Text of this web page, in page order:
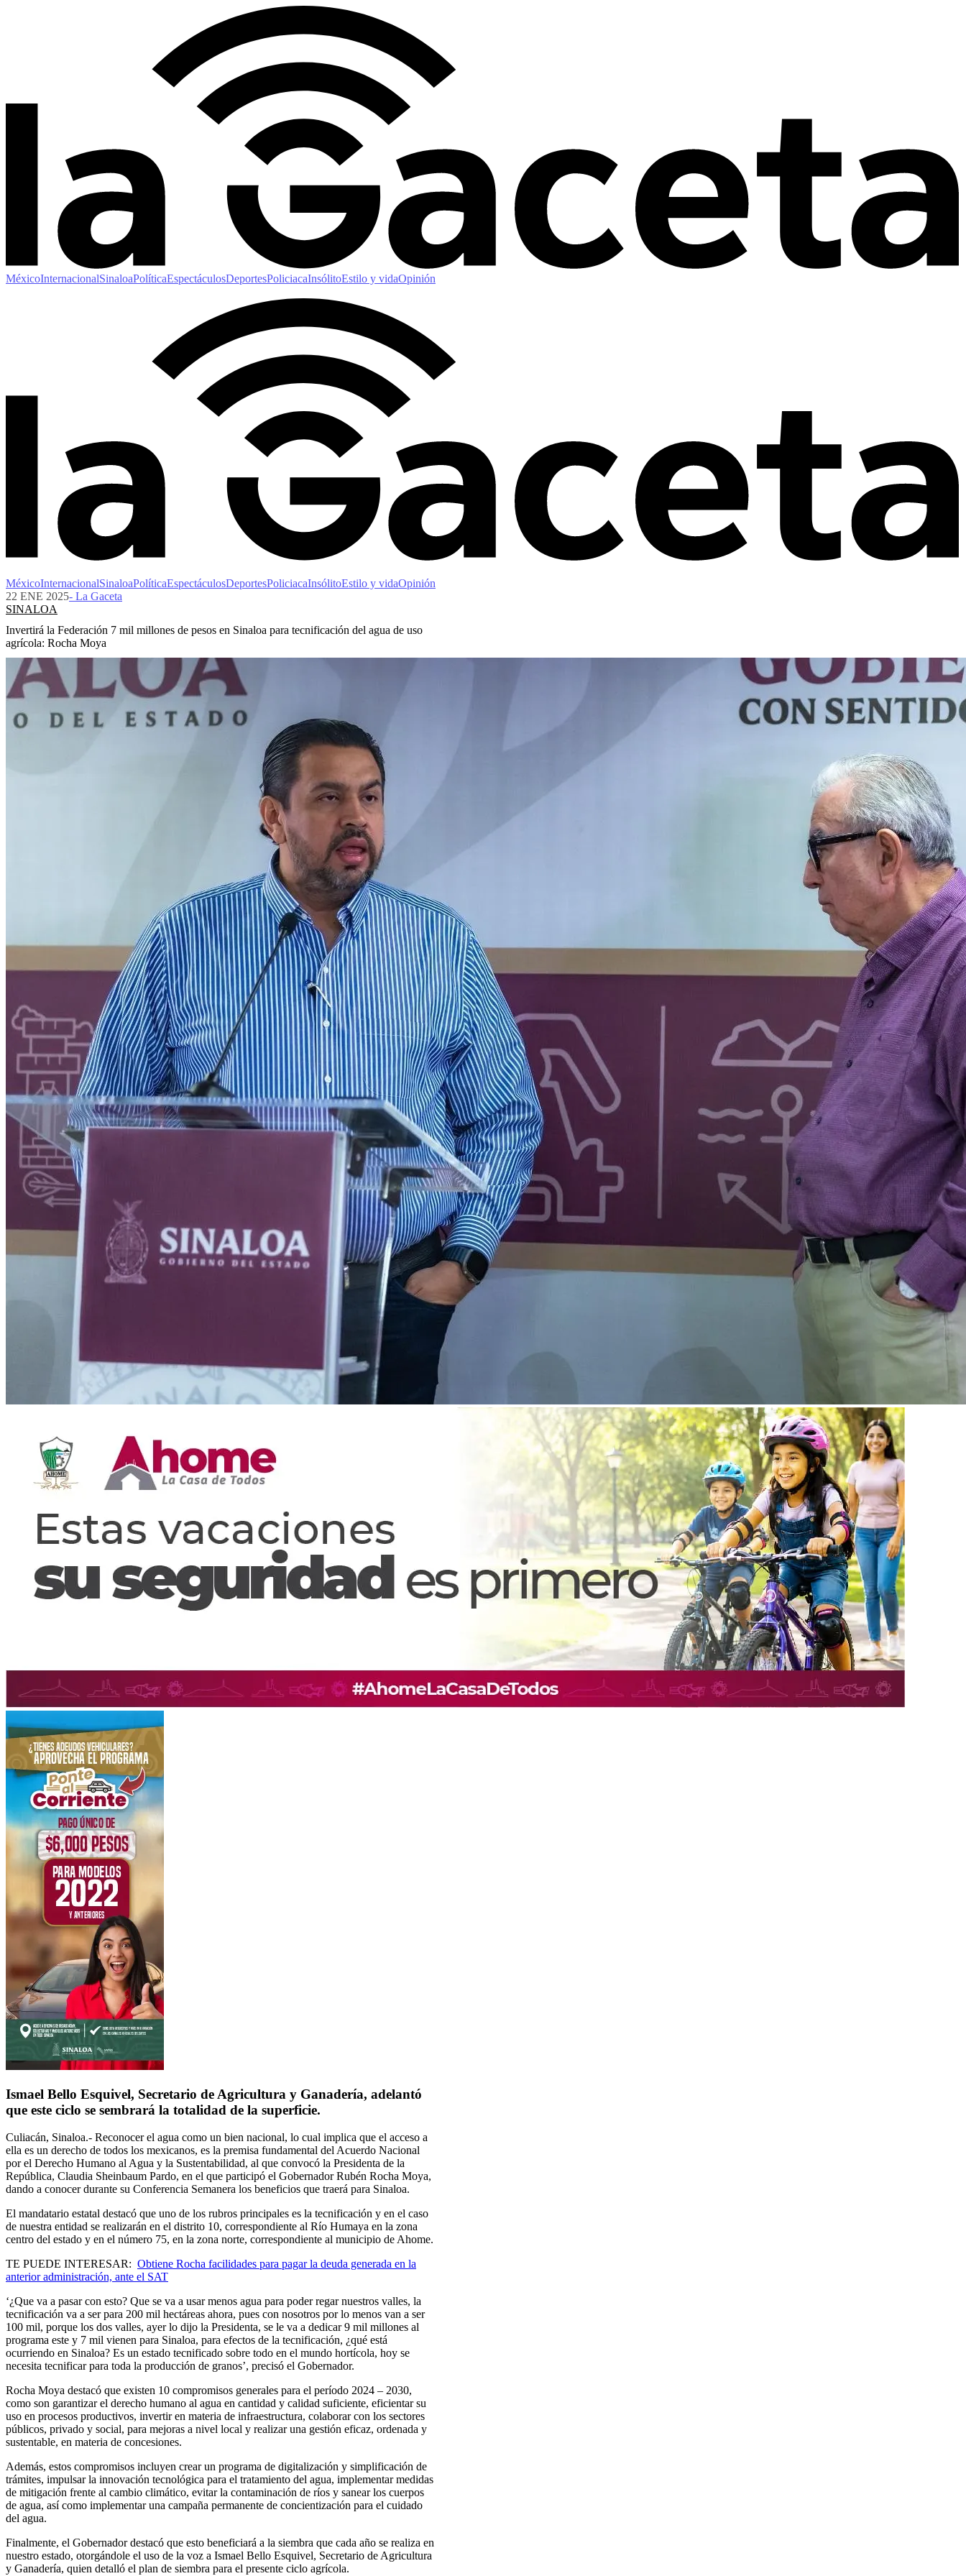
MéxicoInternacionalSinaloaPolíticaEspectáculosDeportesPoliciacaInsólitoEstilo y vidaOpinión
MéxicoInternacionalSinaloaPolíticaEspectáculosDeportesPoliciacaInsólitoEstilo y vidaOpinión
22 ENE 2025- La Gaceta
SINALOA
Invertirá la Federación 7 mil millones de pesos en Sinaloa para tecnificación del agua de uso
agrícola: Rocha Moya
Ismael Bello Esquivel, Secretario de Agricultura y Ganadería, adelantó
que este ciclo se sembrará la totalidad de la superficie.
Culiacán, Sinaloa.- Reconocer el agua como un bien nacional, lo cual implica que el acceso a
ella es un derecho de todos los mexicanos, es la premisa fundamental del Acuerdo Nacional
por el Derecho Humano al Agua y la Sustentabilidad, al que convocó la Presidenta de la
República, Claudia Sheinbaum Pardo, en el que participó el Gobernador Rubén Rocha Moya,
dando a conocer durante su Conferencia Semanera los beneficios que traerá para Sinaloa.
El mandatario estatal destacó que uno de los rubros principales es la tecnificación y en el caso
de nuestra entidad se realizarán en el distrito 10, correspondiente al Río Humaya en la zona
centro del estado y en el número 75, en la zona norte, correspondiente al municipio de Ahome.
TE PUEDE INTERESAR: Obtiene Rocha facilidades para pagar la deuda generada en la
anterior administración, ante el SAT
‘¿Que va a pasar con esto? Que se va a usar menos agua para poder regar nuestros valles, la
tecnificación va a ser para 200 mil hectáreas ahora, pues con nosotros por lo menos van a ser
100 mil, porque los dos valles, ayer lo dijo la Presidenta, se le va a dedicar 9 mil millones al
programa este y 7 mil vienen para Sinaloa, para efectos de la tecnificación, ¿qué está
ocurriendo en Sinaloa? Es un estado tecnificado sobre todo en el mundo hortícola, hoy se
necesita tecnificar para toda la producción de granos’, precisó el Gobernador.
Rocha Moya destacó que existen 10 compromisos generales para el período 2024 – 2030,
como son garantizar el derecho humano al agua en cantidad y calidad suficiente, eficientar su
uso en procesos productivos, invertir en materia de infraestructura, colaborar con los sectores
públicos, privado y social, para mejoras a nivel local y realizar una gestión eficaz, ordenada y
sustentable, en materia de concesiones.
Además, estos compromisos incluyen crear un programa de digitalización y simplificación de
trámites, impulsar la innovación tecnológica para el tratamiento del agua, implementar medidas
de mitigación frente al cambio climático, evitar la contaminación de ríos y sanear los cuerpos
de agua, así como implementar una campaña permanente de concientización para el cuidado
del agua.
Finalmente, el Gobernador destacó que esto beneficiará a la siembra que cada año se realiza en
nuestro estado, otorgándole el uso de la voz a Ismael Bello Esquivel, Secretario de Agricultura
y Ganadería, quien detalló el plan de siembra para el presente ciclo agrícola.